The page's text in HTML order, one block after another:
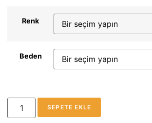
Renk
Beden
SEPETE EKLE